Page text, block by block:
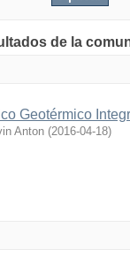
de la
Geotérmico
Anton (2016-04-18)